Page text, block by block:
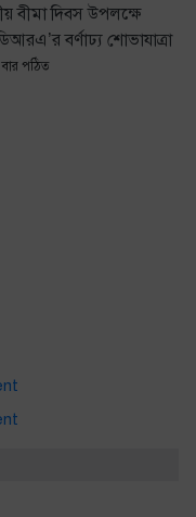
বীমা দিবস উপলক্ষে
বর্ণাঢ্য শোভাযাত্রা
পঠিত